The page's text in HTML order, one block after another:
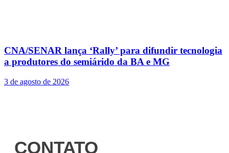
CNA/SENAR lança ‘Rally’ para difundir tecnologia
a produtores do semiárido da BA e MG
3 de agosto de 2026
CONTATO